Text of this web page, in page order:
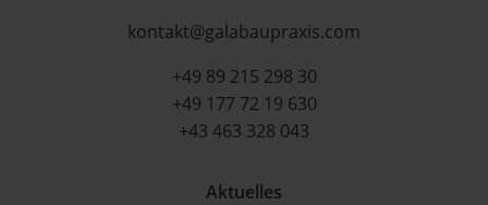
kontakt@galabaupraxis.com
+49 89 215 298 30
+49 177 72 19 630
+43 463 328 043
Aktuelles